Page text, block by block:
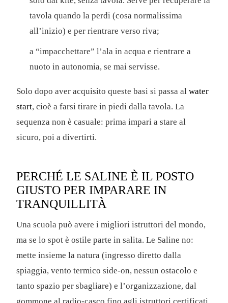
tavola quando la perdi (cosa normalissima
all’inizio) e per rientrare verso riva;
a “impacchettare” l’ala in acqua e rientrare a
nuoto in autonomia, se mai servisse.
Solo dopo aver acquisito queste basi si passa al water
start, cioè a farsi tirare in piedi dalla tavola. La
sequenza non è casuale: prima impari a stare al
sicuro, poi a divertirti.
PERCHÉ LE SALINE È IL POSTO
GIUSTO PER IMPARARE IN
TRANQUILLITÀ
Una scuola può avere i migliori istruttori del mondo,
ma se lo spot è ostile parte in salita. Le Saline no:
mette insieme la natura (ingresso diretto dalla
spiaggia, vento termico side-on, nessun ostacolo e
tanto spazio per sbagliare) e l’organizzazione, dal